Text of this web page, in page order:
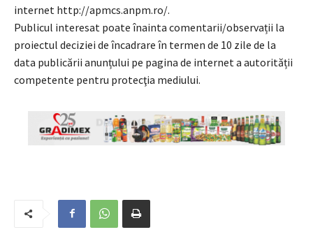
internet http://apmcs.anpm.ro/.
Publicul interesat poate înainta comentarii/observații la
proiectul deciziei de încadrare în termen de 10 zile de la
data publicării anunțului pe pagina de internet a autorității
competente pentru protecţia mediului.